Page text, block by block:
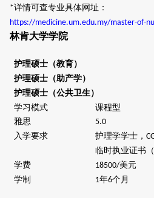
*详情可查专业具体网址：
https://medicine.um.edu.my/master-of-
林肯大学学院
护理硕士（教育）
护理硕士（助产学）
护理硕士（公共卫生）
学习模式
课程型
雅思
5.0
入学要求
护理学学士，
临时执业证书（
学费
18500/美元
学制
1年6个月